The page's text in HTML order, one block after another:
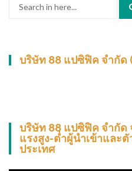
บริษัท 88 แปซิฟิค จำกัด
บริษัท 88 แปซิฟิค จำกั
แรงสูง-ต่ำผู้นำเข้าและ
ประเทศ